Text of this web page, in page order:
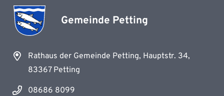
Gemeinde Petting
Rathaus der Gemeinde Petting, Hauptstr. 34,
83367 Petting
08686 8099